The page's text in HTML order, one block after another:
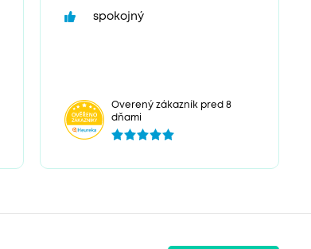
spokojný
Overený zákazník pred 8
dňami